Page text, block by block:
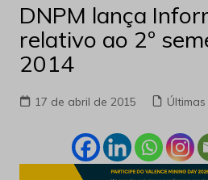
DNPM lança
relativo ao 2º
2014
17 de abril de 2015